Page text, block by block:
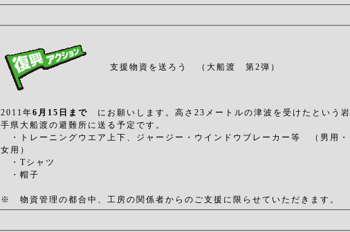
支援物資を送ろう （大船渡 第2弾）
2011年6月15日まで にお願いします。高さ23メートルの津波を受けたという岩
手県大船渡の避難所に送る予定です。
・トレーニングウエア上下、ジャージー・ウインドウブレーカー等 （男用・
女用）
・Tシャツ
・帽子
※ 物資管理の都合中、工房の関係者からのご支援に限らせていただきます。